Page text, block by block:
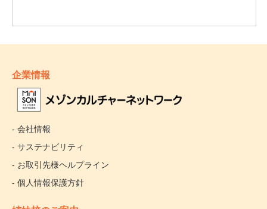
企業情報
- 会社情報
- サステナビリティ
- お取引先様ヘルプライン
- 個人情報保護方針